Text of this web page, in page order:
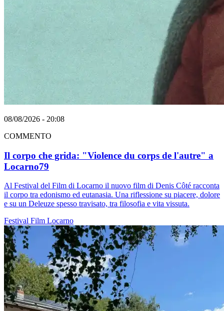
08/08/2026 - 20:08
COMMENTO
Il corpo che grida: "Violence du corps de l'autre" a
Locarno79
Al Festival del Film di Locarno il nuovo film di Denis Côté racconta
il corpo tra edonismo ed eutanasia. Una riflessione su piacere, dolore
e su un Deleuze spesso travisato, tra filosofia e vita vissuta.
Festival Film Locarno